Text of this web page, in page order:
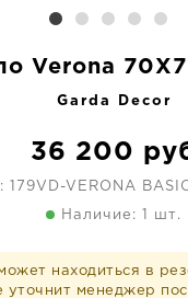
Verona
Garda Decor
36 200
179VD-VERONA
Наличие: 1 шт.
находиться в
уточнит менеджер